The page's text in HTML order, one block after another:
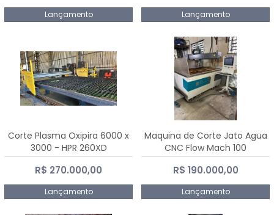
Lançamento Lançamento
Corte Plasma Oxipira 6000 x
3000 - HPR 260XD
R$ 270.000,00
Lançamento
Maquina de Corte Jato Agua
CNC Flow Mach 100
R$ 190.000,00
Lançamento